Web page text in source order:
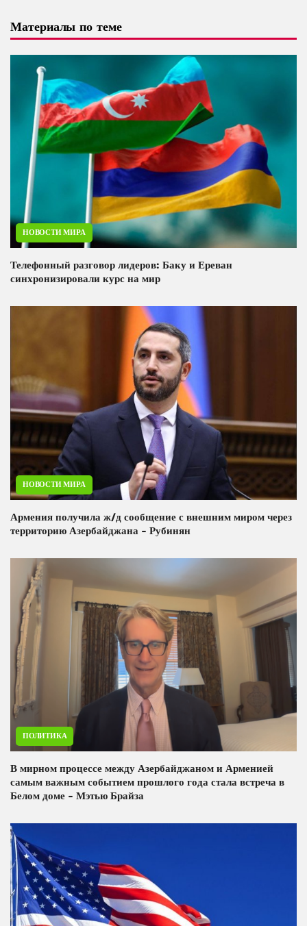
Материалы по теме
НОВОСТИ МИРА
Телефонный разговор лидеров: Баку и Ереван
синхронизировали курс на мир
НОВОСТИ МИРА
Армения получила ж/д сообщение с внешним миром через
территорию Азербайджана - Рубинян
ПОЛИТИКА
В мирном процессе между Азербайджаном и Арменией
самым важным событием прошлого года стала встреча в
Белом доме - Мэтью Брайза